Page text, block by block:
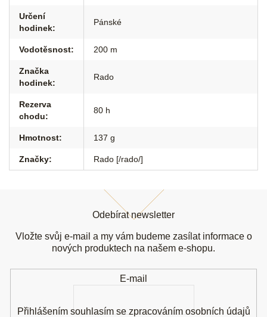
Určení
hodinek:
Pánské
Vodotěsnost: 200 m
Značka
hodinek:
Rado
Rezerva
chodu:
80 h
Hmotnost: 137 g
Značky: Rado [/rado/]
Odebírat newsletter
Vložte svůj e-mail a my vám budeme zasílat informace o
nových produktech na našem e-shopu.
E-mail
Přihlášením souhlasím se zpracováním osobních údajů